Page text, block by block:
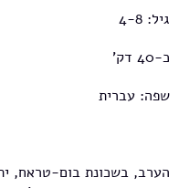
גיל: 4-8
כ-40 דק'
שפה: עברית
הערב, בשכונת בום-טראח,